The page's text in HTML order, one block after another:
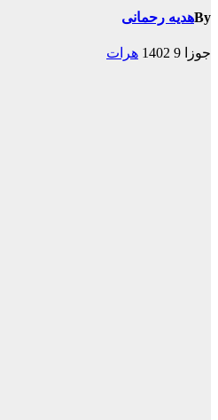
Byهدیه رحمانی
جوزا 9 1402 هرات